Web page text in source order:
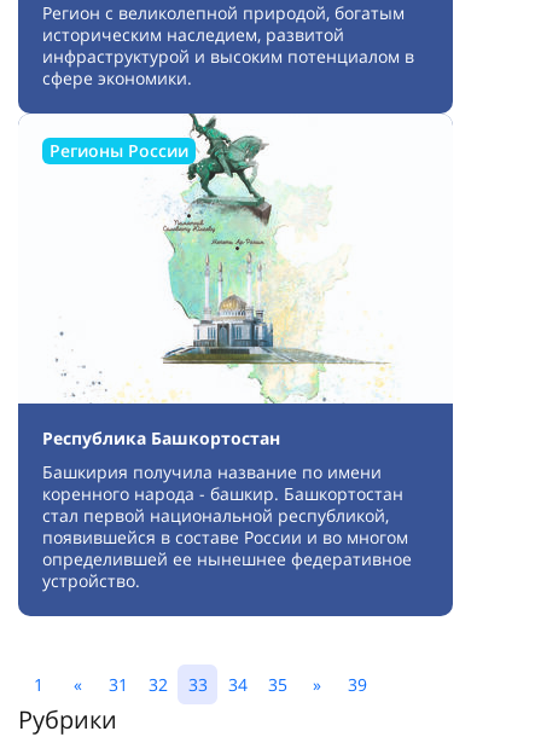
Регион с великолепной природой, богатым
историческим наследием, развитой
инфраструктурой и высоким потенциалом в
сфере экономики.
Регионы России
Республика Башкортостан
Башкирия получила название по имени
коренного народа - башкир. Башкортостан
стал первой национальной республикой,
появившейся в составе России и во многом
определившей ее нынешнее федеративное
устройство.
1 « 31 32 33 34 35 » 39
Рубрики